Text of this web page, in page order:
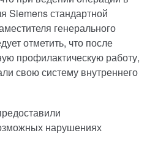
Siemens стандартной
генерального
отметить, что после
профилактическую работу,
свою систему внутреннего
нарушениях